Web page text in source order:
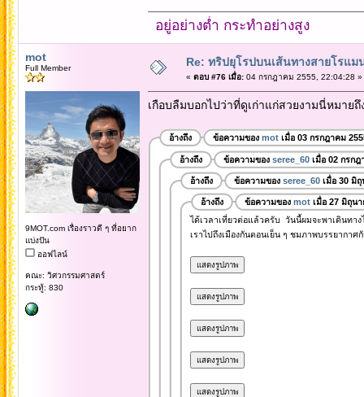
อยู่อย่างต่ำ กระทำอย่างสูง
mot
Full Member
9MOT.com เรื่องราวดี ๆ ที่อยาก
แบ่งปัน
ออฟไลน์
คณะ: วิศวกรรมศาสตร์
กระทู้: 830
Re: ทริปยุโรปบนเส้นทางสายโรแม
« ตอบ #76 เมื่อ:04 กรกฎาคม 2555, 22:04:28 »
เกือบลืมบอกไปว่าที่ดูเก่าแก่สวยงามนี่หมาย
อ้างถึง ข้อความของ motเมื่อ 03 กรกฎาคม
อ้างถึง ข้อความของ seree_60เมื่อ 02 กรกฎ
อ้างถึง ข้อความของ seree_60เมื่อ 30 มิถุ
อ้างถึง ข้อความของ motเมื่อ 27 มิถุนา
ได้เวลาเที่ยวต่อแล้วครับ วันนี้ผมจะพาเดินทา
เราไปถึงเมืองกันตอนเย็น ๆ ชมภาพบรรยากาศ